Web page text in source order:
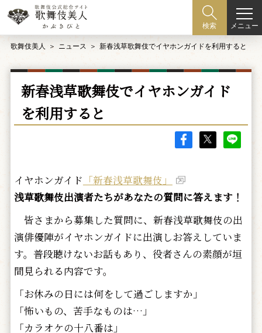
検索 メニュー
歌舞伎美人 ニュース 新春浅草歌舞伎でイヤホンガイドを利用すると
新春浅草歌舞伎でイヤホンガイド
を利用すると
イヤホンガイド 「新春浅草歌舞伎」
浅草歌舞伎出演者たちがあなたの質問に答えます！
皆さまから募集した質問に、新春浅草歌舞伎の出
演俳優陣がイヤホンガイドに出演しお答えしていま
す。普段聴けないお話もあり、役者さんの素顔が垣
間見られる内容です。
「お休みの日には何をして過ごしますか」
「怖いもの、苦手なものは…」
「カラオケの十八番は」